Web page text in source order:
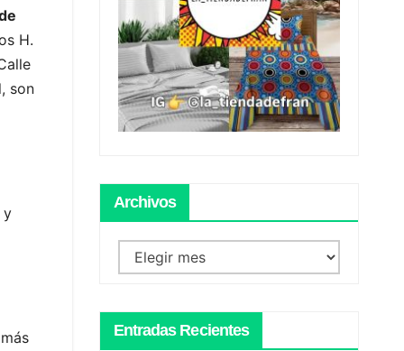
H.
son
y
Archivos
Archivos
Entradas Recientes